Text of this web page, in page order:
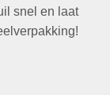
snel en laat
Ramen &